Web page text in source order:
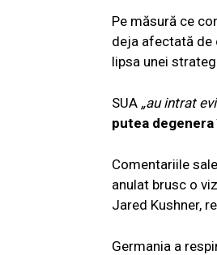
Pe măsură ce
deja afectată de
lipsa unei
SUA „au intrat
putea
Comentariile
anulat brusc o
Jared Kushner,
Germania a